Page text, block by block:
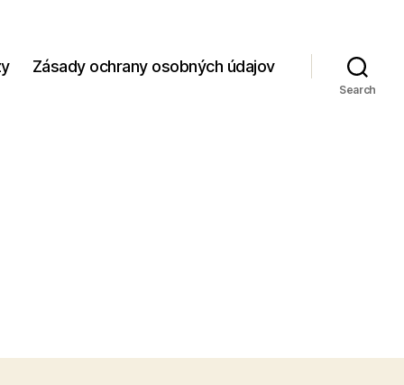
Zásady ochrany osobných údajov
Search